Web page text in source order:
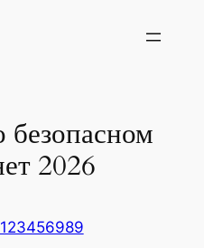
безопасном
2026